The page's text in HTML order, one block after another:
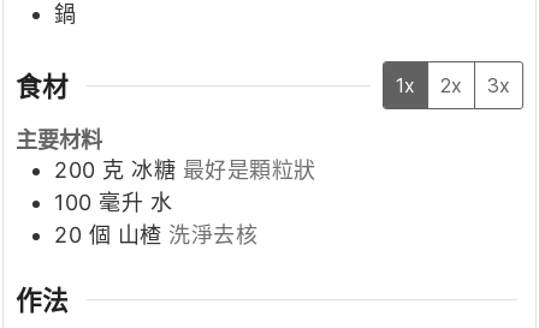
鍋
食材 1x 2x 3x
主要材料
200 克 冰糖 最好是顆粒狀
100 毫升 水
20 個 山楂 洗淨去核
作法